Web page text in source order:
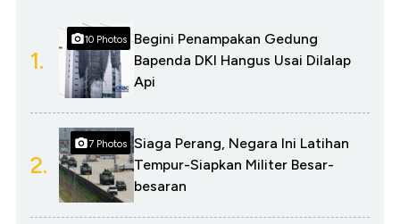
1.
10 Photos
Begini Penampakan Gedung
Bapenda DKI Hangus Usai Dilalap
Api
2.
7 Photos
Siaga Perang, Negara Ini Latihan
Tempur-Siapkan Militer Besar-
besaran